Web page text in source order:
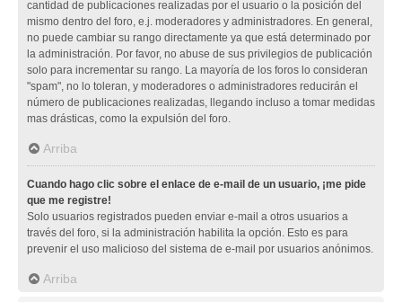
cantidad de publicaciones realizadas por el usuario o la posición del
mismo dentro del foro, e.j. moderadores y administradores. En general,
no puede cambiar su rango directamente ya que está determinado por
la administración. Por favor, no abuse de sus privilegios de publicación
solo para incrementar su rango. La mayoría de los foros lo consideran
"spam", no lo toleran, y moderadores o administradores reducirán el
número de publicaciones realizadas, llegando incluso a tomar medidas
mas drásticas, como la expulsión del foro.
Arriba
Cuando hago clic sobre el enlace de e-mail de un usuario, ¡me pide
que me registre!
Solo usuarios registrados pueden enviar e-mail a otros usuarios a
través del foro, si la administración habilita la opción. Esto es para
prevenir el uso malicioso del sistema de e-mail por usuarios anónimos.
Arriba